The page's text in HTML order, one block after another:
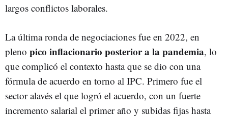
largos conflictos laborales.
La última ronda de negociaciones fue en 2022, en
pleno pico inflacionario posterior a la pandemia, lo
que complicó el contexto hasta que se dio con una
fórmula de acuerdo en torno al IPC. Primero fue el
sector alavés el que logró el acuerdo, con un fuerte
incremento salarial el primer año y subidas fijas hasta